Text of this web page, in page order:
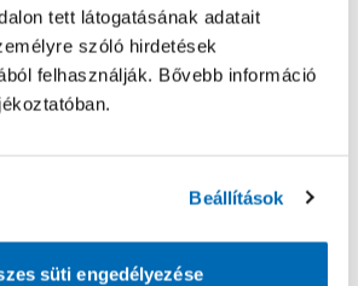
tett látogatásának adatait
szóló hirdetések
felhasználják. Bővebb információ
Beállítások
süti engedélyezése